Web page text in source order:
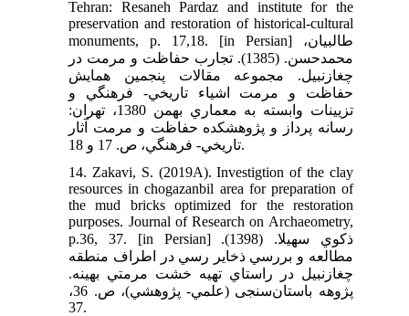
Tehran: Resaneh Pardaz and institute for the
preservation and restoration of historical-cultural
monuments, p. 17,18. [in Persian] طالبيان،
محمدحسن. (1385). تجارب حفاظت و مرمت در
چغازنبيل. مجموعه مقالات پنجمين همايش
حفاظت و مرمت اشياء تاريخي- فرهنگي و
تزيينات وابسته به معماري بهمن 1380، تهران:
رسانه پرداز و پژوهشكده حفاظت و مرمت آثار
تاريخي- فرهنگي، ص. 17 و 18.
14. Zakavi, S. (2019A). Investigtion of the clay
resources in chogazanbil area for preparation of
the mud bricks optimized for the restoration
purposes. Journal of Research on Archaeometry,
p.36, 37. [in Persian] ذكوي سهيلا. (1398).
مطالعه و بررسي ذخاير رسي در اطراف منطقه
چغازنبيل در راستاي تهيه خشت مرمتي بهينه.
پژوهه باستان‌سنجی (علمي- پژوهشي)، ص. 36،
37.